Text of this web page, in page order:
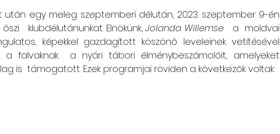
után egy meleg szeptemberi délután, 2023. szeptember 9-én
klubdélutánunkat. Elnökünk, Jolanda Willemse
   a  moldvai
képekkel gazdagított köszönő leveleinek vetítésével
falvaknak  a nyári tábori élménybeszámolóit, amelyeket